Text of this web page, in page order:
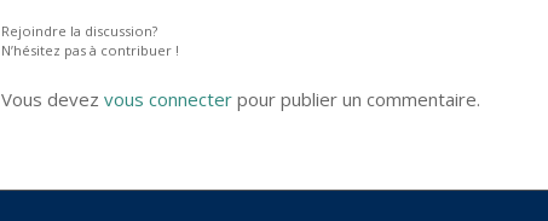
Rejoindre la discussion?
N’hésitez pas à contribuer !
Vous devez vous connecterpour publier un commentaire.